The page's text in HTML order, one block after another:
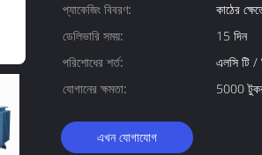
প্যাকেজিং বিবরণ:
কাঠের
ডেলিভারি সময়:
15 দিন
পরিশোধের শর্ত:
এলসি টি /
যোগানের ক্ষমতা:
5000
এখন যোগাযোগ